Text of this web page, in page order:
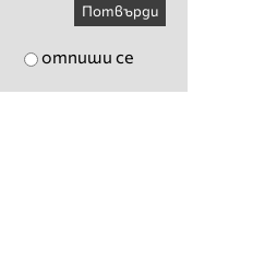
Потвърди
отпиши се